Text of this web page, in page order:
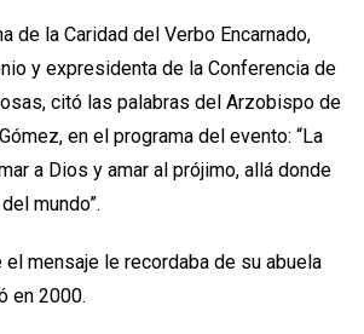
de la Caridad del Verbo Encarnado,
y expresidenta de la Conferencia de
citó las palabras del Arzobispo de
en el programa del evento: “La
a Dios y amar al prójimo, allá donde
mundo”.
el mensaje le recordaba de su abuela
en 2000.